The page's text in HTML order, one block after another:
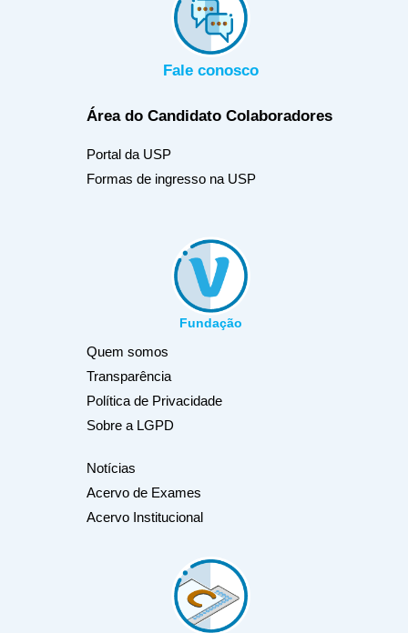
Fale conosco
Área do Candidato Colaboradores
Portal da USP
Formas de ingresso na USP
Fundação
Quem somos
Transparência
Política de Privacidade
Sobre a LGPD
Notícias
Acervo de Exames
Acervo Institucional